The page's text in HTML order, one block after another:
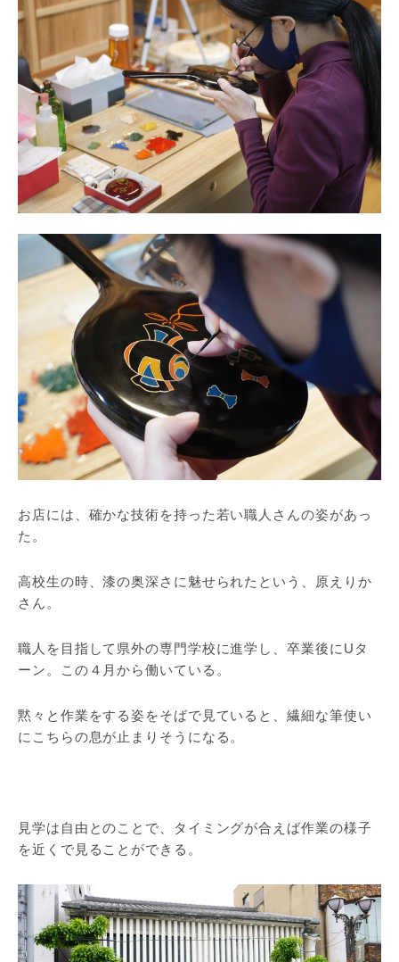
お店には、確かな技術を持った若い職人さんの姿があっ
た。
高校生の時、漆の奥深さに魅せられたという、原えりか
さん。
職人を目指して県外の専門学校に進学し、卒業後にUタ
ーン。この４月から働いている。
黙々と作業をする姿をそばで見ていると、繊細な筆使い
にこちらの息が止まりそうになる。
見学は自由とのことで、タイミングが合えば作業の様子
を近くで見ることができる。